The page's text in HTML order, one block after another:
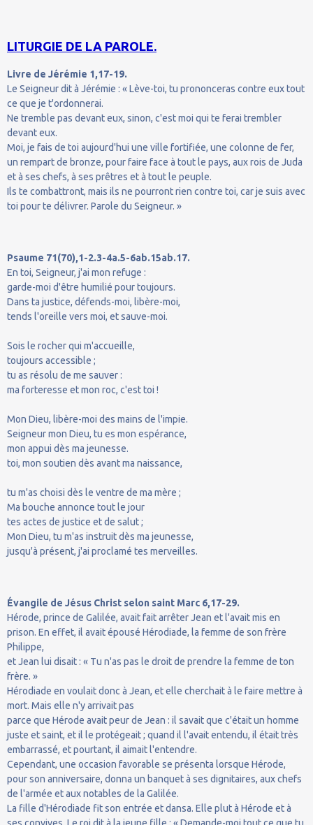
LITURGIE DE LA PAROLE.
Livre de Jérémie 1,17-19.
Le Seigneur dit à Jérémie : « Lève-toi, tu prononceras contre eux tout
ce que je t'ordonnerai.
Ne tremble pas devant eux, sinon, c'est moi qui te ferai trembler
devant eux.
Moi, je fais de toi aujourd'hui une ville fortifiée, une colonne de fer,
un rempart de bronze, pour faire face à tout le pays, aux rois de Juda
et à ses chefs, à ses prêtres et à tout le peuple.
Ils te combattront, mais ils ne pourront rien contre toi, car je suis avec
toi pour te délivrer. Parole du Seigneur. »
Psaume 71(70),1-2.3-4a.5-6ab.15ab.17.
En toi, Seigneur, j'ai mon refuge :
garde-moi d'être humilié pour toujours.
Dans ta justice, défends-moi, libère-moi,
tends l'oreille vers moi, et sauve-moi.
Sois le rocher qui m'accueille,
toujours accessible ;
tu as résolu de me sauver :
ma forteresse et mon roc, c'est toi !
Mon Dieu, libère-moi des mains de l'impie.
Seigneur mon Dieu, tu es mon espérance,
mon appui dès ma jeunesse.
toi, mon soutien dès avant ma naissance,
tu m'as choisi dès le ventre de ma mère ;
Ma bouche annonce tout le jour
tes actes de justice et de salut ;
Mon Dieu, tu m'as instruit dès ma jeunesse,
jusqu'à présent, j'ai proclamé tes merveilles.
Évangile de Jésus Christ selon saint Marc 6,17-29.
Hérode, prince de Galilée, avait fait arrêter Jean et l'avait mis en
prison. En effet, il avait épousé Hérodiade, la femme de son frère
Philippe,
et Jean lui disait : « Tu n'as pas le droit de prendre la femme de ton
frère. »
Hérodiade en voulait donc à Jean, et elle cherchait à le faire mettre à
mort. Mais elle n'y arrivait pas
parce que Hérode avait peur de Jean : il savait que c'était un homme
juste et saint, et il le protégeait ; quand il l'avait entendu, il était très
embarrassé, et pourtant, il aimait l'entendre.
Cependant, une occasion favorable se présenta lorsque Hérode,
pour son anniversaire, donna un banquet à ses dignitaires, aux chefs
de l'armée et aux notables de la Galilée.
La fille d'Hérodiade fit son entrée et dansa. Elle plut à Hérode et à
ses convives. Le roi dit à la jeune fille : « Demande-moi tout ce que tu